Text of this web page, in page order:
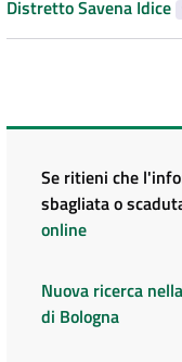
Distretto Savena Idice
Se ritieni che
sbagliata o
online
Nuova ricerca
di Bologna